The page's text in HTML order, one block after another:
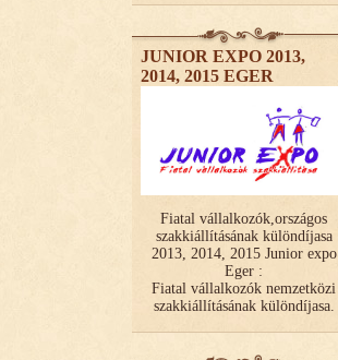
JUNIOR EXPO 2013,
2014, 2015 EGER
Fiatal vállalkozók,országos
szakkiállításának különdíjasa
2013, 2014, 2015 Junior expo
Eger :
Fiatal vállalkozók nemzetközi
szakkiállításának különdíjasa.